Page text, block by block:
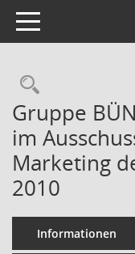
Toggle navigation
Gruppe
im
Marketing
2010
Informationen